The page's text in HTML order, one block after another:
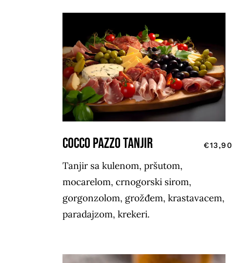
COCCO PAZZO TANJIR €13,90
Tanjir sa kulenom, pršutom,
mocarelom, crnogorski sirom,
gorgonzolom, grožđem, krastavacem,
paradajzom, krekeri.